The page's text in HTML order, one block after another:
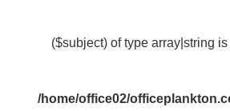
($subject) of type array|string
/home/office02/